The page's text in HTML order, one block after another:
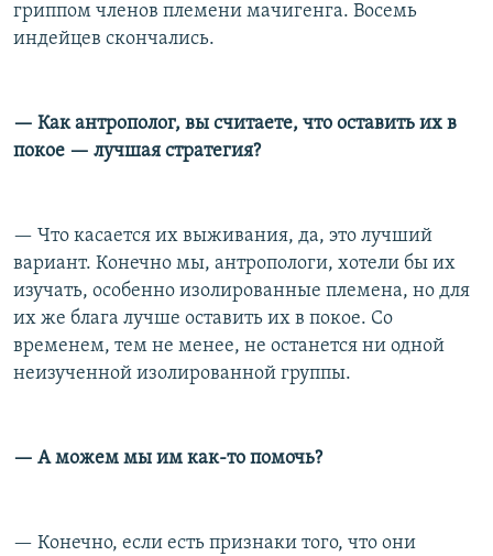
гриппом членов племени мачигенга. Восемь
индейцев скончались.
— Как антрополог, вы считаете, что оставить их в
покое — лучшая стратегия?
— Что касается их выживания, да, это лучший
вариант. Конечно мы, антропологи, хотели бы их
изучать, особенно изолированные племена, но для
их же блага лучше оставить их в покое. Со
временем, тем не менее, не останется ни одной
неизученной изолированной группы.
— А можем мы им как-то помочь?
— Конечно, если есть признаки того, что они